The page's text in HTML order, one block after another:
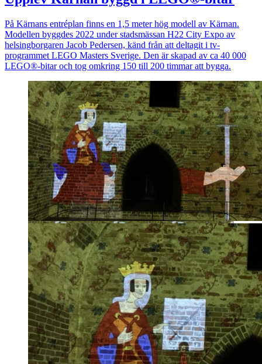
På Kärnans entréplan finns en 1,5 meter hög modell av Kärnan.
Modellen byggdes 2022 under stadsmässan H22 City Expo av
helsingborgaren Jacob Pedersen, känd från att deltagit i tv-
programmet LEGO Masters Sverige. Den är skapad av ca 40 000
LEGO®-bitar och tog omkring 150 till 200 timmar att bygga.